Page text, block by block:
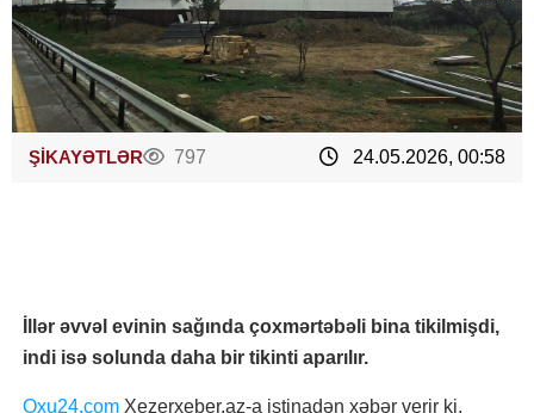
ŞİKAYƏTLƏR 797 24.05.2026, 00:58
İllər əvvəl evinin sağında çoxmərtəbəli bina tikilmişdi,
indi isə solunda daha bir tikinti aparılır.
Oxu24.com Xezerxeber.az-a istinadən xəbər verir ki,